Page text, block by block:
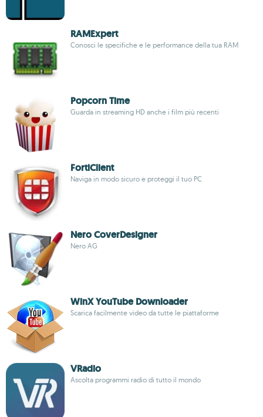
RAMExpert
Conosci le specifiche e le performance della tua RAM
Popcorn Time
Guarda in streaming HD anche i film più recenti
FortiClient
Naviga in modo sicuro e proteggi il tuo PC
Nero CoverDesigner
Nero AG
WinX YouTube Downloader
Scarica facilmente video da tutte le piattaforme
VRadio
Ascolta programmi radio di tutto il mondo